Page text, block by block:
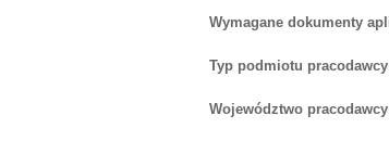
Wymagane dokumenty
Typ podmiotu pracodawcy
Województwo pracodawcy